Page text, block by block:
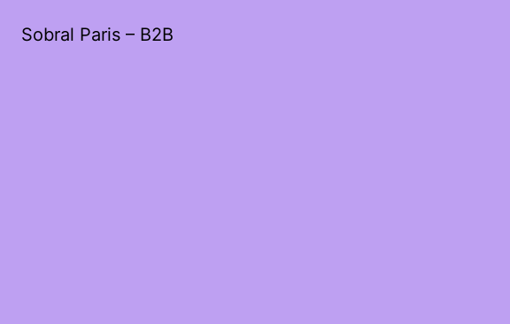
Sobral Paris – B2B